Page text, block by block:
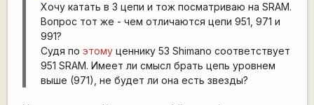
Хочу катать в 3 цепи и тож посматриваю на SRAM.
Вопрос тот же - чем отличаются цепи 951, 971 и
991?
Судя по этомуценнику 53 Shimano соответствует
951 SRAM. Имеет ли смысл брать цепь уровнем
выше (971), не будет ли она есть звезды?